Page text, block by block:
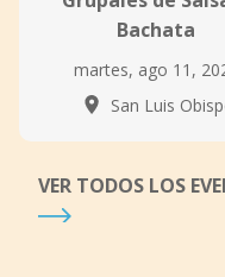
Bachata
martes, ago 11,
San Luis
VER TODOS LOS